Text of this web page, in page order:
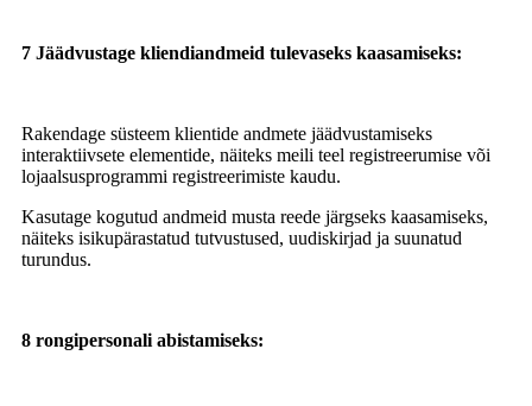
7 Jäädvustage kliendiandmeid tulevaseks kaasamiseks:
Rakendage süsteem klientide andmete jäädvustamiseks
interaktiivsete elementide, näiteks meili teel registreerumise või
lojaalsusprogrammi registreerimiste kaudu.
Kasutage kogutud andmeid musta reede järgseks kaasamiseks,
näiteks isikupärastatud tutvustused, uudiskirjad ja suunatud
turundus.
8 rongipersonali abistamiseks: